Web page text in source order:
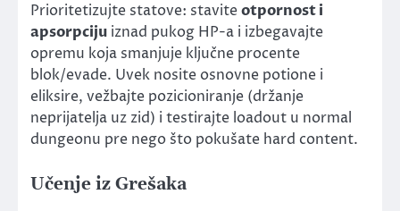
Prioritetizujte statove: staviteotpornost i
apsorpciju iznad pukog HP-a i izbegavajte
opremu koja smanjuje ključne procente
blok/evade. Uvek nosite osnovne potione i
eliksire, vežbajte pozicioniranje (držanje
neprijatelja uz zid) i testirajte loadout u normal
dungeonu pre nego što pokušate hard content.
Učenje iz Grešaka